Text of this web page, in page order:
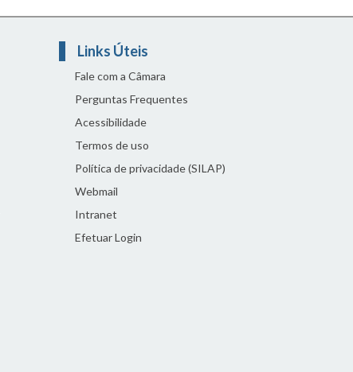
Links Úteis
Fale com a Câmara
Perguntas Frequentes
Acessibilidade
Termos de uso
Política de privacidade (SILAP)
Webmail
Intranet
Efetuar Login